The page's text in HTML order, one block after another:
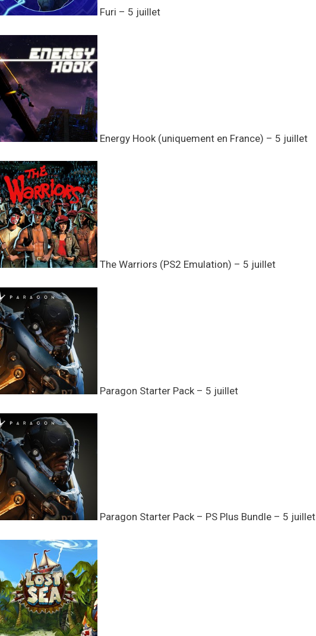
Furi – 5 juillet
Energy Hook (uniquement en France) – 5 juillet
The Warriors (PS2 Emulation) – 5 juillet
Paragon Starter Pack – 5 juillet
Paragon Starter Pack – PS Plus Bundle – 5 juillet